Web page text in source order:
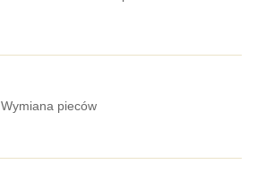
Wymiana pieców